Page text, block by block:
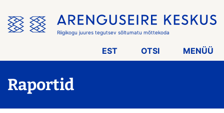
menüü
vahele
Riigikogu juures tegutsev sõltumatu mõttekoda
EST OTSI MENÜÜ
Raportid